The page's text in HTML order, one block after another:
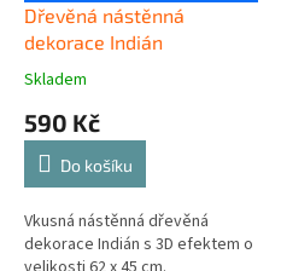
Dřevěná nástěnná
dekorace Indián
Skladem
590 Kč
Do košíku
Vkusná nástěnná dřevěná
dekorace Indián s 3D efektem o